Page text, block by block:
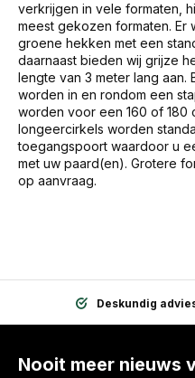
verkrijgen in vele formaten,
meest gekozen formaten.
groene hekken met een
daarnaast bieden wij grijze
lengte van 3 meter lang
worden in en rondom een
worden voor een 160 of 180
longeercirkels worden
toegangspoort waardoor u
met uw paard(en). Grotere
op aanvraag.
Deskundig
Nooit meer nieuws